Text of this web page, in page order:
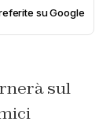
su Google
sul